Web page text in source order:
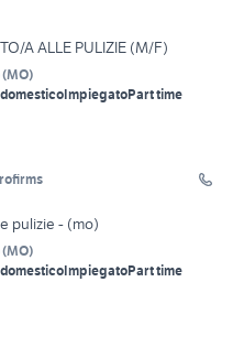
A ALLE PULIZIE (M/F)
(MO)
ImpiegatoPart time
pulizie - (mo)
(MO)
ImpiegatoPart time